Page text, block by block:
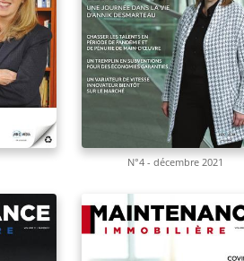
N°4 - décembre 2021